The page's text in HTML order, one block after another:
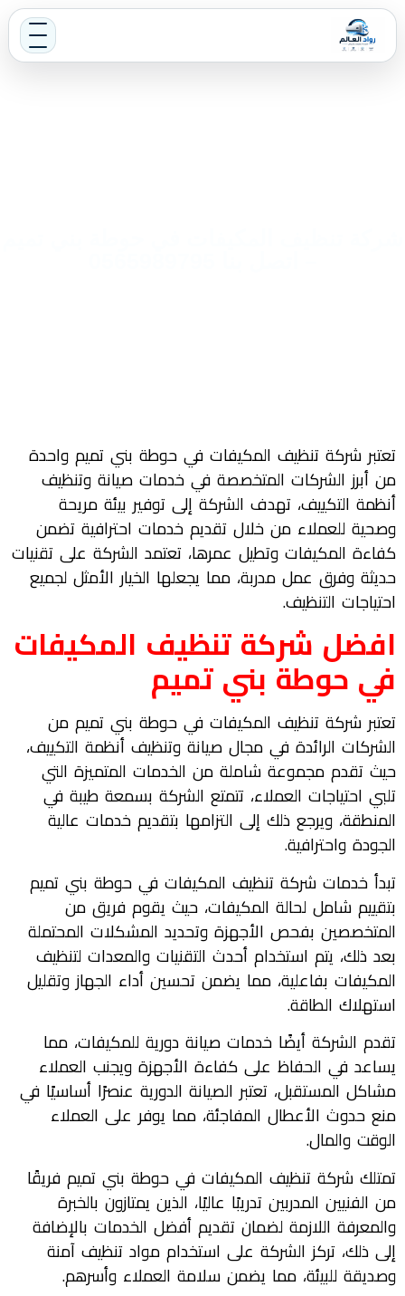
تعتبر شركة تنظيف المكيفات في حوطة بني تميم واحدة
من أبرز الشركات المتخصصة في خدمات صيانة وتنظيف
أنظمة التكييف، تهدف الشركة إلى توفير بيئة مريحة
وصحية للعملاء من خلال تقديم خدمات احترافية تضمن
كفاءة المكيفات وتطيل عمرها، تعتمد الشركة على تقنيات
حديثة وفرق عمل مدربة، مما يجعلها الخيار الأمثل لجميع
احتياجات التنظيف.
افضل شركة تنظيف المكيفات
في حوطة بني تميم
تعتبر شركة تنظيف المكيفات في حوطة بني تميم من
الشركات الرائدة في مجال صيانة وتنظيف أنظمة التكييف،
حيث تقدم مجموعة شاملة من الخدمات المتميزة التي
تلبي احتياجات العملاء، تتمتع الشركة بسمعة طيبة في
المنطقة، ويرجع ذلك إلى التزامها بتقديم خدمات عالية
الجودة واحترافية.
تبدأ خدمات شركة تنظيف المكيفات في حوطة بني تميم
بتقييم شامل لحالة المكيفات، حيث يقوم فريق من
المتخصصين بفحص الأجهزة وتحديد المشكلات المحتملة
بعد ذلك، يتم استخدام أحدث التقنيات والمعدات لتنظيف
المكيفات بفاعلية، مما يضمن تحسين أداء الجهاز وتقليل
استهلاك الطاقة.
تقدم الشركة أيضًا خدمات صيانة دورية للمكيفات، مما
يساعد في الحفاظ على كفاءة الأجهزة ويجنب العملاء
مشاكل المستقبل، تعتبر الصيانة الدورية عنصرًا أساسيًا في
منع حدوث الأعطال المفاجئة، مما يوفر على العملاء
الوقت والمال.
تمتلك شركة تنظيف المكيفات في حوطة بني تميم فريقًا
من الفنيين المدربين تدريبًا عاليًا، الذين يمتازون بالخبرة
والمعرفة اللازمة لضمان تقديم أفضل الخدمات بالإضافة
إلى ذلك، تركز الشركة على استخدام مواد تنظيف آمنة
وصديقة للبيئة، مما يضمن سلامة العملاء وأسرهم.